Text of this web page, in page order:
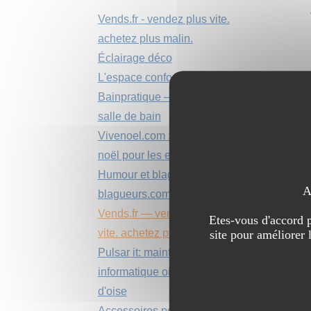
Vends.fr - vendez plus vite.
achetez plus malin.
Éclairage déco
L'espace confort média
Bainpratique – boutique
salle de bain
Vivenoel.com : la magie de
noël pour les enfants
Humour et blagues sur
blagueurs.com
Vends.fr — vendez plus
vite. achetez plus malin.
Pulsar it: maintenance
informatique oise et val
d'oise
Etes-vous d'accord
site pour améliorer